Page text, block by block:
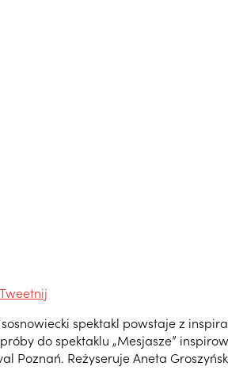
Tweetnij
spektakl powstaje z
do spektaklu „Mesjasze”
Poznań. Reżyseruje Aneta